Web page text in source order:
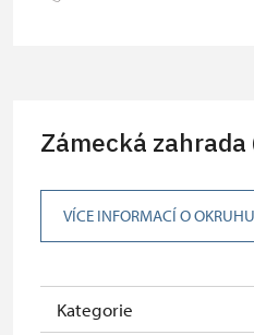
ČR *
Průkaz ICOMOS *
Celoroční volné
NPÚ
Zámecká
VÍCE INFORMACÍ O OKRUHU
Kategorie